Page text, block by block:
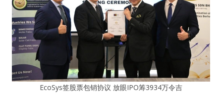
EcoSys签股票包销协议 放眼IPO筹3934万令吉